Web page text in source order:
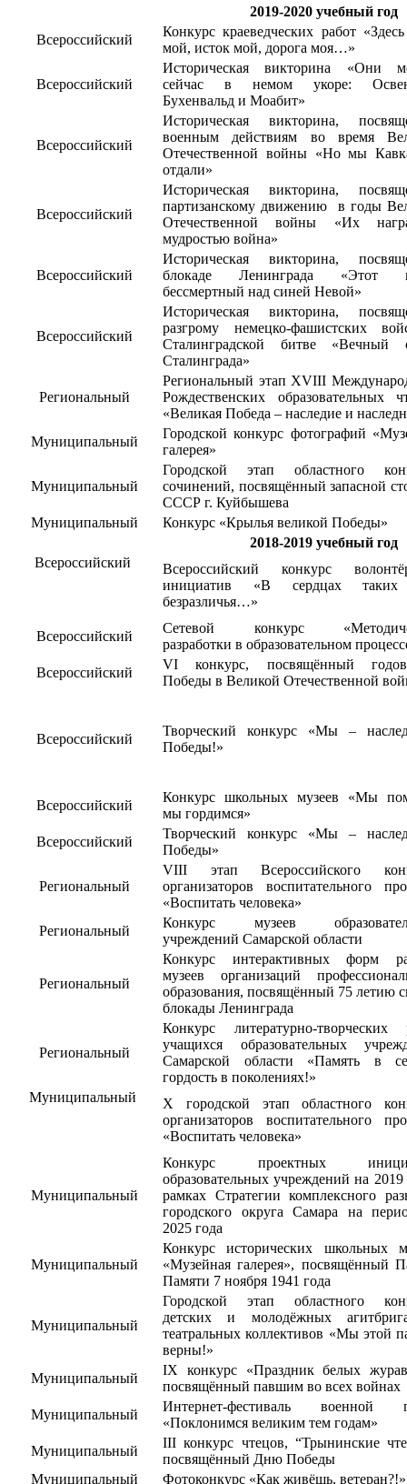
2019-2020 учебный год
Всероссийский
Конкурс краеведческих работ
мой, исток мой, дорога моя…»
Всероссийский
Историческая викторина «Они
сейчас в немом укоре:
Бухенвальд и Моабит»
Всероссийский
Историческая викторина,
военным действиям во время
Отечественной войны «Но мы
отдали»
Всероссийский
Историческая викторина,
партизанскому движению в годы
Отечественной войны «Их
мудростью война»
Всероссийский
Историческая викторина,
блокаде Ленинграда «Этот
бессмертный над синей Невой»
Всероссийский
Историческая викторина,
разгрому немецко-фашистских
Сталинградской битве «Вечный
Сталинграда»
Региональный
Региональный этап XVIII
Рождественских образовательных
«Великая Победа – наследие и
Муниципальный
Городской конкурс фотографий
галерея»
Муниципальный
Городской этап областного
сочинений, посвящённый запасной
СССР г. Куйбышева
Муниципальный
Конкурс «Крылья великой Победы»
2018-2019 учебный год
Всероссийский
Всероссийский конкурс
инициатив «В сердцах
безразличья…»
Всероссийский
Сетевой конкурс
разработки в образовательном
Всероссийский
VI конкурс, посвящённый
Победы в Великой Отечественной
Всероссийский
Творческий конкурс «Мы –
Победы!»
Всероссийский
Конкурс школьных музеев «Мы
мы гордимся»
Всероссийский
Творческий конкурс «Мы –
Победы»
Региональный
VIII этап Всероссийского
организаторов воспитательного
«Воспитать человека»
Региональный
Конкурс музеев
учреждений Самарской области
Региональный
Конкурс интерактивных форм
музеев организаций
образования, посвящённый 75 летию
блокады Ленинграда
Региональный
Конкурс литературно-творческих
учащихся образовательных
Самарской области «Память в
гордость в поколениях!»
Муниципальный
X городской этап областного
организаторов воспитательного
«Воспитать человека»
Муниципальный
Конкурс проектных
образовательных учреждений на 2019
рамках Стратегии комплексного
городского округа Самара на
2025 года
Муниципальный
Конкурс исторических школьных
«Музейная галерея», посвящённый
Памяти 7 ноября 1941 года
Муниципальный
Городской этап областного
детских и молодёжных
театральных коллективов «Мы этой
верны!»
Муниципальный
IX конкурс «Праздник белых
посвящённый павшим во всех войнах
Муниципальный
Интернет-фестиваль военной
«Поклонимся великим тем годам»
Муниципальный
III конкурс чтецов, “Трынинские
посвящённый Дню Победы
Муниципальный
Фотоконкурс «Как живёшь, ветеран?!»